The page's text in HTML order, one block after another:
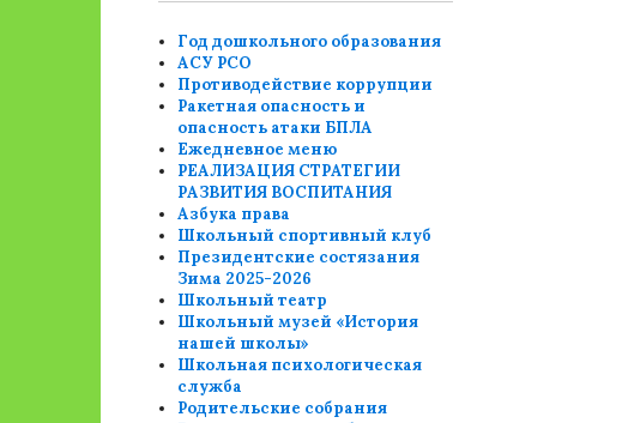
Год дошкольного образования
АСУ РСО
Противодействие коррупции
Ракетная опасность и
опасность атаки БПЛА
Ежедневное меню
РЕАЛИЗАЦИЯ СТРАТЕГИИ
РАЗВИТИЯ ВОСПИТАНИЯ
Азбука права
Школьный спортивный клуб
Президентские состязания
Зима 2025-2026
Школьный театр
Школьный музей «История
нашей школы»
Школьная психологическая
служба
Родительские собрания